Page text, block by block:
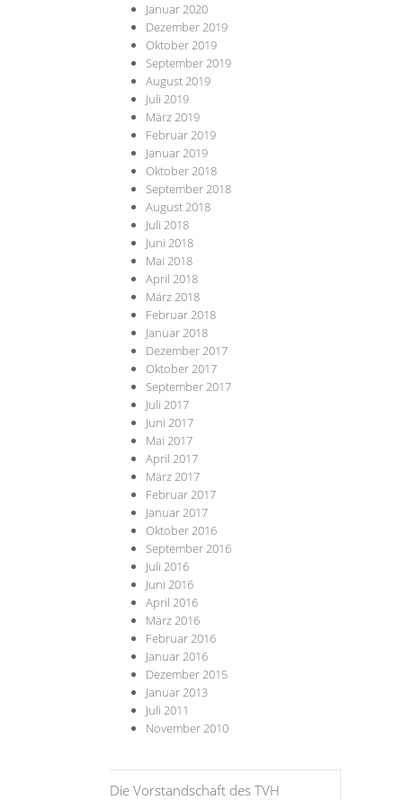
Januar 2020
Dezember 2019
Oktober 2019
September 2019
August 2019
Juli 2019
März 2019
Februar 2019
Januar 2019
Oktober 2018
September 2018
August 2018
Juli 2018
Juni 2018
Mai 2018
April 2018
März 2018
Februar 2018
Januar 2018
Dezember 2017
Oktober 2017
September 2017
Juli 2017
Juni 2017
Mai 2017
April 2017
März 2017
Februar 2017
Januar 2017
Oktober 2016
September 2016
Juli 2016
Juni 2016
April 2016
März 2016
Februar 2016
Januar 2016
Dezember 2015
Januar 2013
Juli 2011
November 2010
Die Vorstandschaft des TVH